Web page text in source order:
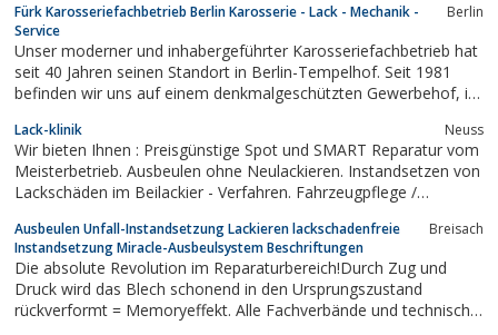
Fürk Karosseriefachbetrieb Berlin Karosserie - Lack - Mechanik -
Service
Berlin
Unser moderner und inhabergeführter Karosseriefachbetrieb hat
seit 40 Jahren seinen Standort in Berlin-Tempelhof. Seit 1981
befinden wir uns auf einem denkmalgeschützten Gewerbehof, in
Innungsfach-/Meister-/Ausbildungs- und Partnerbetrieb
verschiedener Versicherer, sind ausgerichtet...
Lack-klinik Neuss
Wir bieten Ihnen : Preisgünstige Spot und SMART Reparatur vom
Meisterbetrieb. Ausbeulen ohne Neulackieren. Instandsetzen von
Lackschäden im Beilackier - Verfahren. Fahrzeugpflege /
Beseitigung von Unfallschäden. Kostenlose Vermittlung aller
anderen Reparaturen an...
Ausbeulen Unfall-Instandsetzung Lackieren lackschadenfreie
Instandsetzung Miracle-Ausbeulsystem Beschriftungen
Breisach
Die absolute Revolution im Reparaturbereich!Durch Zug und
Druck wird das Blech schonend in den Ursprungszustand
rückverformt = Memoryeffekt. Alle Fachverbände und technische